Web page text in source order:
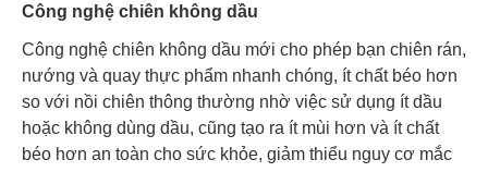
Công nghệ chiên không dầu
Công nghệ chiên không dầu mới cho phép bạn chiên rán,
nướng và quay thực phẩm nhanh chóng, ít chất béo hơn
so với nồi chiên thông thường nhờ việc sử dụng ít dầu
hoặc không dùng dầu, cũng tạo ra ít mùi hơn và ít chất
béo hơn an toàn cho sức khỏe, giảm thiểu nguy cơ mắc